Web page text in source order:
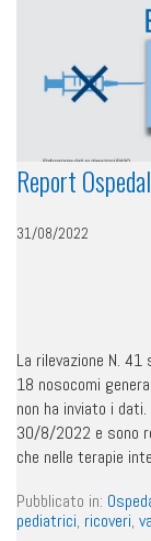
Report
31/08/2022
La rilevazione N.
18 nosocomi
non ha inviato i
30/8/2022 e sono
che nelle terapie
Pubblicato in:
pediatrici, ricoveri,